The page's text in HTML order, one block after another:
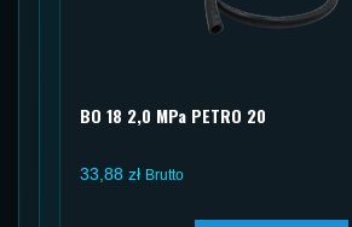
BO 18 2,0 MPa PETRO 20
33,88 zł Brutto